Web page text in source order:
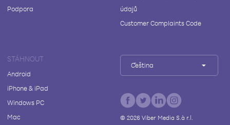
Podpora
údajů
Customer Complaints Code
STÁHNOUT
Android
iPhone & iPad
Windows PC
Mac
Čeština
© 2026Viber Media S.à r.l.